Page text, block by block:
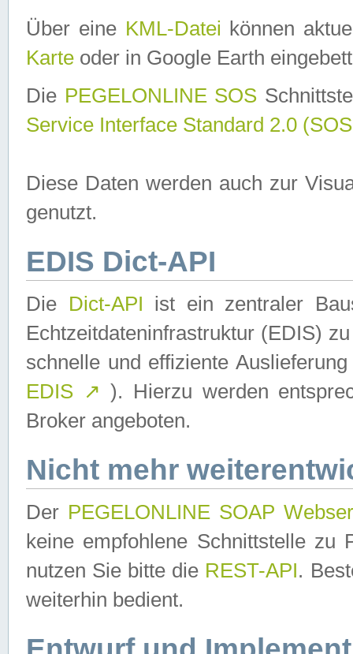
Über eine KML-Datei können
Karte oder in Google Earth
Die PEGELONLINE SOS
Service Interface Standard 2.0
Diese Daten werden auch zur
genutzt.
EDIS Dict-API
Die Dict-API ist ein zentraler
Echtzeitdateninfrastruktur (EDIS)
schnelle und effiziente
EDIS ↗ ). Hierzu werden
Broker angeboten.
Nicht mehr
Der PEGELONLINE SOAP
keine empfohlene Schnittstelle zu
nutzen Sie bitte die REST-API.
weiterhin bedient.